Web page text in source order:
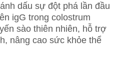
dấu sự đột phá lần đầu
igG trong colostrum
sào thiên nhiên, hỗ trợ
nâng cao sức khỏe thể